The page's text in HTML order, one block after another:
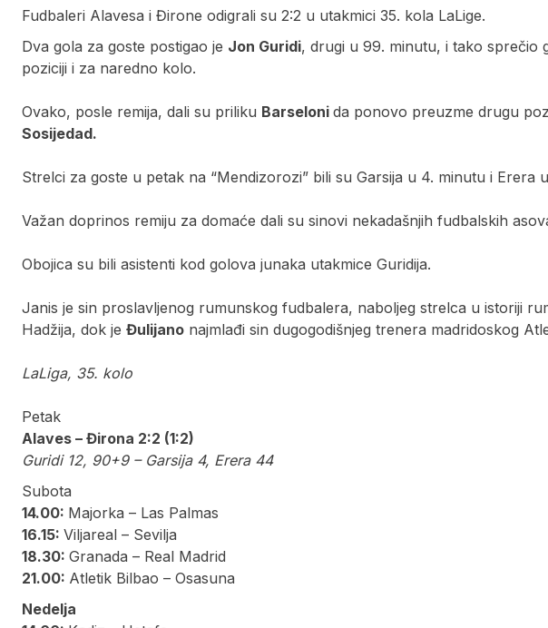
Fudbaleri Alavesa i Đirone odigrali su 2:2 u utakmici 35. kola LaLige.
Dva gola za goste postigao je Jon Guridi, drugi u 99. minutu, i tako sprečio
poziciji i za naredno kolo.
Ovako, posle remija, dali su priliku Barseloni da ponovo preuzme drugu
Sosijedad.
Strelci za goste u petak na “Mendizorozi” bili su Garsija u 4. minutu i Erera
Važan doprinos remiju za domaće dali su sinovi nekadašnjih fudbalskih
Obojica su bili asistenti kod golova junaka utakmice Guridija.
Janis je sin proslavljenog rumunskog fudbalera, naboljeg strelca u istoriji
Hadžija, dok je Đulijano najmlađi sin dugogodišnjeg trenera madridoskog
LaLiga, 35. kolo
Petak
Alaves – Đirona 2:2 (1:2)
Guridi 12, 90+9 – Garsija 4, Erera 44
Subota
14.00: Majorka – Las Palmas
16.15: Viljareal – Sevilja
18.30: Granada – Real Madrid
21.00: Atletik Bilbao – Osasuna
Nedelja